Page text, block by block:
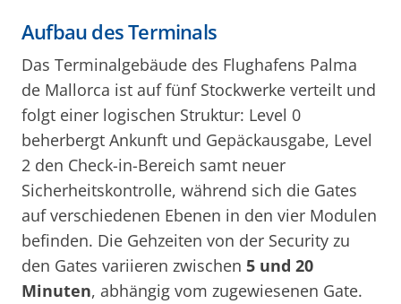
Aufbau des Terminals
Das Terminalgebäude des Flughafens Palma
de Mallorca ist auf fünf Stockwerke verteilt und
folgt einer logischen Struktur: Level 0
beherbergt Ankunft und Gepäckausgabe, Level
2 den Check-in-Bereich samt neuer
Sicherheitskontrolle, während sich die Gates
auf verschiedenen Ebenen in den vier Modulen
befinden. Die Gehzeiten von der Security zu
den Gates variieren zwischen 5 und 20
Minuten, abhängig vom zugewiesenen Gate.